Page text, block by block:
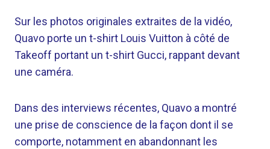
Sur les photos originales extraites de la vidéo,
Quavo porte un t-shirt Louis Vuitton à côté de
Takeoff portant un t-shirt Gucci, rappant devant
une caméra.
Dans des interviews récentes, Quavo a montré
une prise de conscience de la façon dont il se
comporte, notamment en abandonnant les